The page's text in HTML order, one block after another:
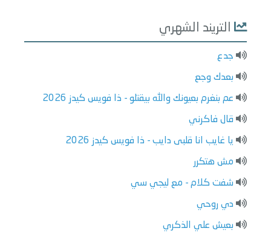
التريند الشهري
جدع
بعدك وجع
عم بنغرم بعيونك والله بيقتلو - ذا فويس كيدز 2026
قال فاكرني
يا غايب انا قلبى دايب - ذا فويس كيدز 2026
مش هتكرر
شفت كلام - مع ليجي سي
دي روحي
بعيش علي الذكري